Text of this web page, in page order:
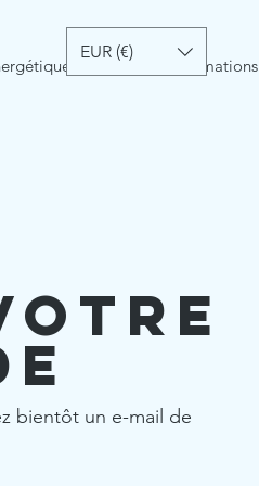
Ateliers/Formations
EUR (€)
bientôt un e-mail de